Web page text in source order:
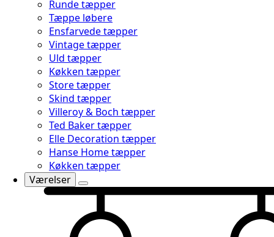
Runde tæpper
Tæppe løbere
Ensfarvede tæpper
Vintage tæpper
Uld tæpper
Køkken tæpper
Store tæpper
Skind tæpper
Villeroy & Boch tæpper
Ted Baker tæpper
Elle Decoration tæpper
Hanse Home tæpper
Køkken tæpper
Værelser